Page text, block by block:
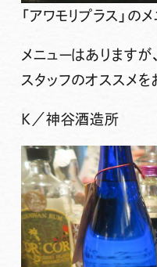
「アワモリプラス」の
メニューはありますが
スタッフのオススメ
K／神谷酒造所